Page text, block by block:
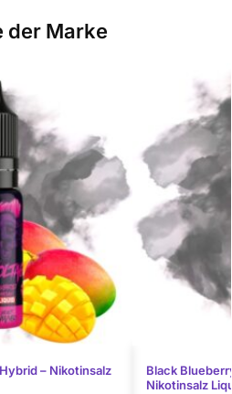
der Marke
– Nikotinsalz
Black
Nikotinsalz